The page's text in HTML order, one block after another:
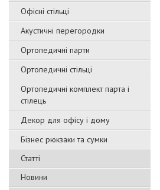
Офісні стільці
Акустичні перегородки
Ортопедичні парти
Ортопедичні стільці
Ортопедичні комплект парта і
стілець
Декор для офісу і дому
Бізнес рюкзаки та сумки
Статті
Новини